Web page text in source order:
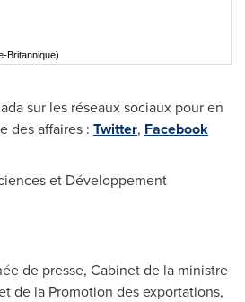
Britannique)
sur les réseaux sociaux pour en
des affaires : Twitter, Facebook
et Développement
de presse, Cabinet de la ministre
de la Promotion des exportations,